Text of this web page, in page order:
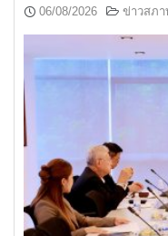
06/08/2026 ข่าวสภ